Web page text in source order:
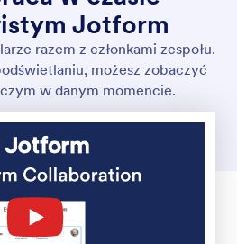
zatwierdzania z Jotform.